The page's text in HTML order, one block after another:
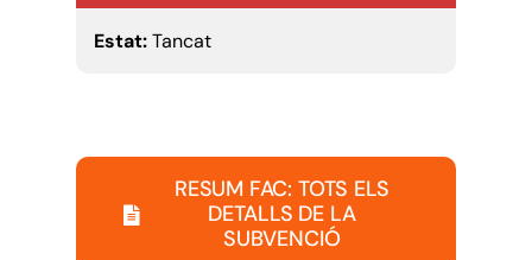
Estat:Tancat
RESUM FAC: TOTS ELS
DETALLS DE LA
SUBVENCIÓ